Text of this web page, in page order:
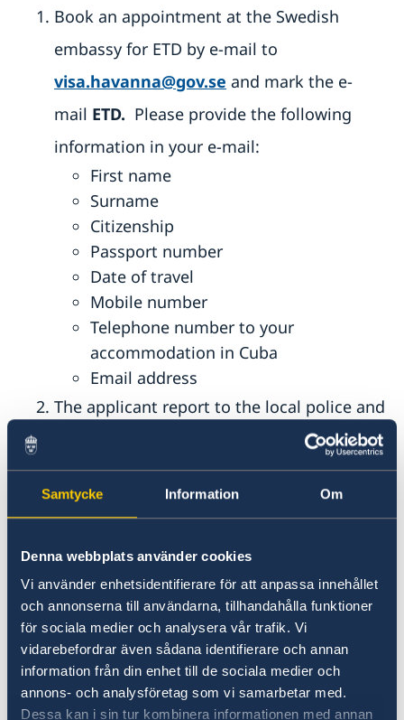
Samtycke Information Om
Denna webbplats använder cookies
Vi använder enhetsidentifierare för att anpassa innehållet
och annonserna till användarna, tillhandahålla funktioner
för sociala medier och analysera vår trafik. Vi
vidarebefordrar även sådana identifierare och annan
information från din enhet till de sociala medier och
annons- och analysföretag som vi samarbetar med.
Dessa kan i sin tur kombinera informationen med annan
Trafiksäkerhet
Praktisk information
Book an appointment at the Swedish
embassy for ETD by e-mail to
visa.havanna@gov.se and mark the e-
mail ETD. Please provide the following
information in your e-mail:
First name
Surname
Citizenship
Passport number
Date of travel
Mobile number
Telephone number to your
accommodation in Cuba
Email address
The applicant report to the local police and
that their passport
has been lost, stolen, destroyed, or is
temporarily unavailable (EU Council
The applicant must provide valid
identificationto provecitizenship in the
EU member state.
Prior to issuing the ETD, the Swedish
embassy must contact the nearest